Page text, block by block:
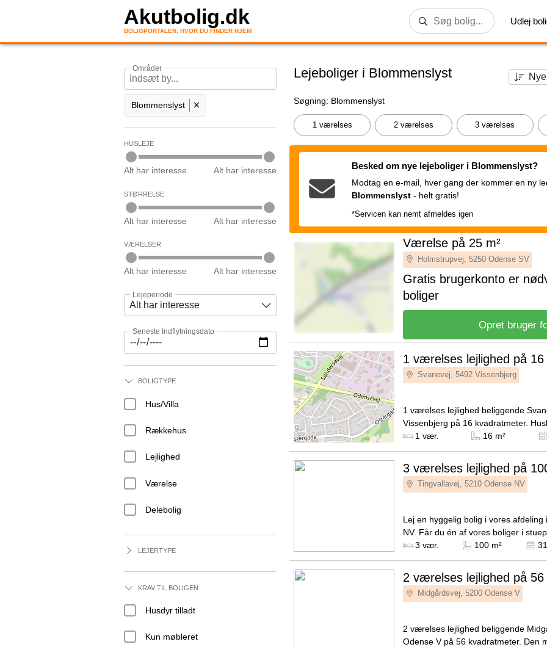
Akutbolig.dk
BOLIGPORTALEN, HVOR DU FINDER HJEM
Udlej
Områder
Blommenslyst
HUSLEJE
Alt har interesse Alt har interesse
STØRRELSE
Alt har interesse Alt har interesse
VÆRELSER
Alt har interesse Alt har interesse
Lejeperiode
Seneste Indflytningsdato
BOLIGTYPE
Hus/Villa
Rækkehus
Lejlighed
Værelse
Delebolig
LEJERTYPE
KRAV TIL BOLIGEN
Husdyr tilladt
Kun møbleret
Lejeboliger i Blommenslyst
Søgning: Blommenslyst
1 værelses 2 værelses 3 værelses
Besked om nye lejeboliger i Blommenslyst?
Modtag en e-mail, hver gang der kommer en ny
Blommenslyst - helt gratis!
*Servicen kan nemt afmeldes igen
Værelse på 25 m²
Holmstrupvej, 5250 Odense SV
Gratis brugerkonto er
boliger
Opret bruger
1 værelses lejlighed på 16
Svanevej, 5492 Vissenbjerg
1 værelses lejlighed beliggende
Vissenbjerg på 16 kvadratmeter.
2.500 kroner. Lejligheden har ikke
Kilde: Leje-portalen.dk
1 vær. 16 m²
3 værelses lejlighed på
Tingvallavej, 5210 Odense NV
Lej en hyggelig bolig i vores afdeling
NV. Får du én af vores boliger i
tilknyttet en dejlig stor terrasse, og får
Kilde: Boligkontoret Danmark
3 vær. 100 m²
2 værelses lejlighed på 56
Midgårdsvej, 5200 Odense V
2 værelses lejlighed beliggende
Odense V på 56 kvadratmeter. Den